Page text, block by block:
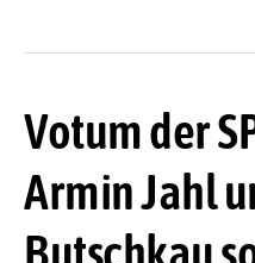
Votum der
Armin Jahl